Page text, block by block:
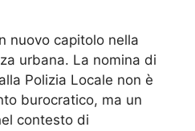
nuovo capitolo nella
urbana. La nomina di
Polizia Locale non è
burocratico, ma un
contesto di